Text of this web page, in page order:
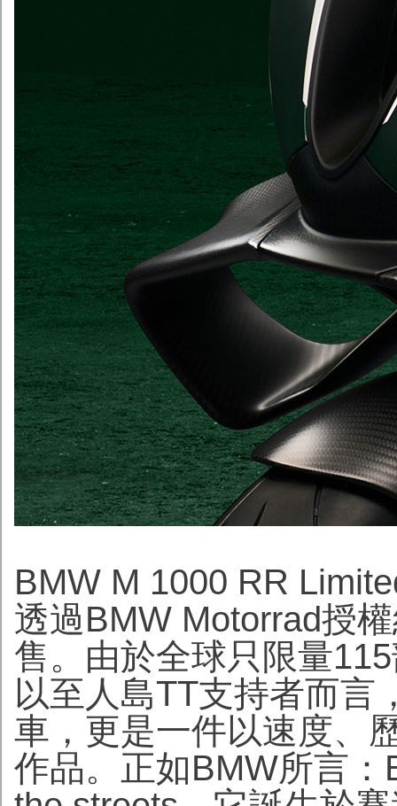
BMW M 1000 RR
透過BMW Motorrad授
售 。由於全球只限量
以至人島TT支持者而言
車，更是一件以速度、
作品。正如BMW所言